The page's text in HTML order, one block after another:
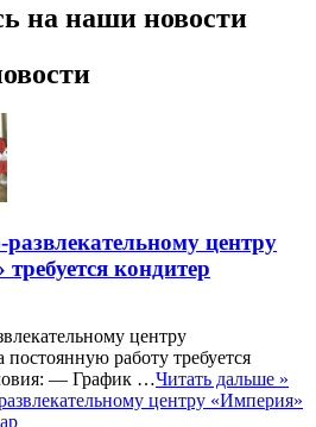
на наши новости
центру
кондитер
центру
работу требуется
— График …Читать дальше »